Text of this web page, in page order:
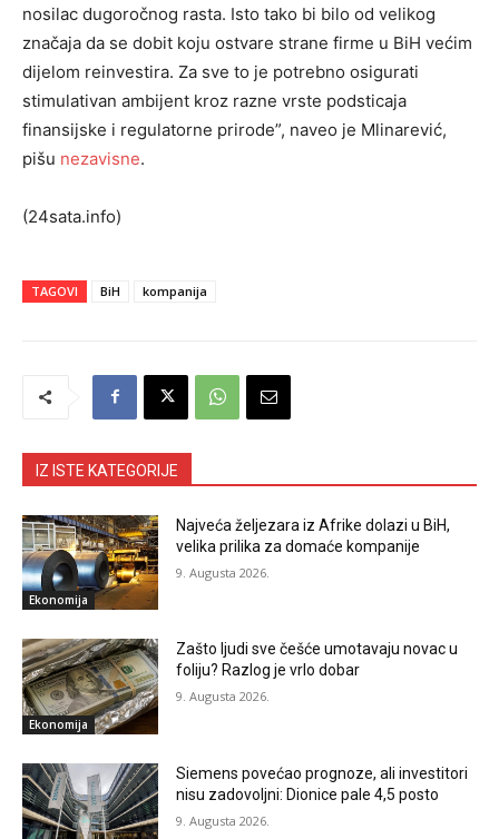
nosilac dugoročnog rasta. Isto tako bi bilo od velikog
značaja da se dobit koju ostvare strane firme u BiH većim
dijelom reinvestira. Za sve to je potrebno osigurati
stimulativan ambijent kroz razne vrste podsticaja
finansijske i regulatorne prirode”, naveo je Mlinarević,
pišu nezavisne.
(24sata.info)
TAGOVI BiH kompanija
IZ ISTE KATEGORIJE
Ekonomija
Najveća željezara iz Afrike dolazi u BiH,
velika prilika za domaće kompanije
9. Augusta 2026.
Ekonomija
Zašto ljudi sve češće umotavaju novac u
foliju? Razlog je vrlo dobar
9. Augusta 2026.
Siemens povećao prognoze, ali investitori
nisu zadovoljni: Dionice pale 4,5 posto
9. Augusta 2026.